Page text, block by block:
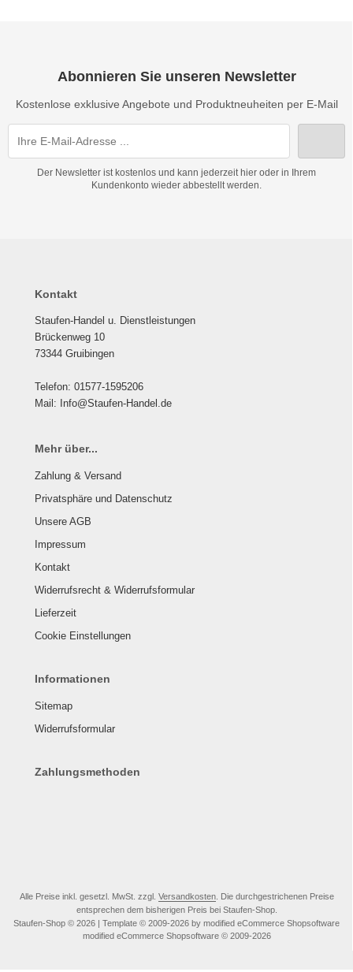
Abonnieren Sie unseren Newsletter
Kostenlose exklusive Angebote und Produktneuheiten per E-Mail
Der Newsletter ist kostenlos und kann jederzeit hier oder in Ihrem
Kundenkonto wieder abbestellt werden.
Kontakt
Staufen-Handel u. Dienstleistungen
Brückenweg 10
73344 Gruibingen
Telefon: 01577-1595206
Mail: Info@Staufen-Handel.de
Mehr über...
Zahlung & Versand
Privatsphäre und Datenschutz
Unsere AGB
Impressum
Kontakt
Widerrufsrecht & Widerrufsformular
Lieferzeit
Cookie Einstellungen
Informationen
Sitemap
Widerrufsformular
Zahlungsmethoden
Alle Preise inkl. gesetzl. MwSt. zzgl. Versandkosten. Die durchgestrichenen Preise
entsprechen dem bisherigen Preis bei Staufen-Shop.
Staufen-Shop © 2026 | Template © 2009-2026 by modified eCommerce Shopsoftware
modified eCommerce Shopsoftware © 2009-2026